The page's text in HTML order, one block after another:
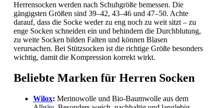
Herrensocken werden nach Schuhgröße bemessen. Die
gängigsten Größen sind 39–42, 43–46 und 47–50. Achte
darauf, dass die Socke weder zu eng noch zu weit sitzt – zu
enge Socken schneiden ein und behindern die Durchblutung,
zu weite Socken bilden Falten und können Blasen
verursachen. Bei Stützsocken ist die richtige Größe besonders
wichtig, damit die Kompression korrekt wirkt.
Beliebte Marken für Herren Socken
Wilox: Merinowolle und Bio-Baumwolle aus dem